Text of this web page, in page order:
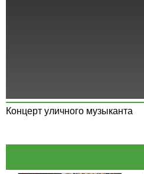
Концерт уличного музыканта